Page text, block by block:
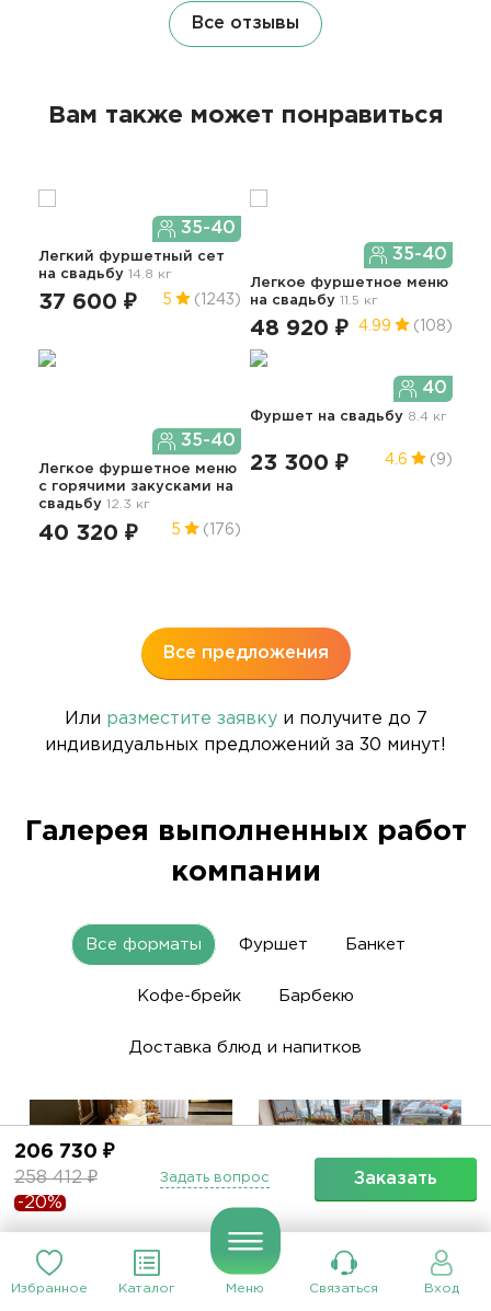
Избранное Каталог Меню Связаться Вход
206 730 ₽
258 412 ₽
-20%
Заказать
Задать вопрос
Все отзывы
Вам также может понравиться
35-40
Легкий фуршетный сет
на свадьбу 14.8 кг
37 600 ₽ 5 (1243)
35-40
Легкое фуршетное меню
на свадьбу 11.5 кг
48 920 ₽ 4.99 (108)
35-40
Легкое фуршетное меню
c горячими закусками
на
свадьбу
12.3 кг
40 320 ₽ 5 (176)
40
Фуршет на свадьбу 8.4 кг
23 300 ₽ 4.6 (9)
Все предложения
Или разместите заявкуи получите до 7
индивидуальных предложений за 30 минут!
Галерея выполненных работ
компании
Все форматы Фуршет Банкет
Кофе-брейк Барбекю
Доставка блюд и напитков